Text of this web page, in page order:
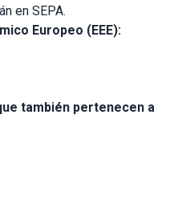
en SEPA.
Europeo (EEE):
también pertenecen a